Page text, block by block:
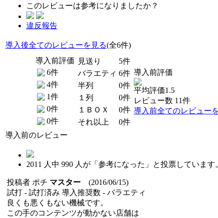
このレビューは参考になりましたか？
違反報告
導入後全てのレビューを見る(全6件)
導入前評価
6件
4件
1件
0件
0件
見送り
5件
バラエティ 6件
半列
0件
１列
0件
１ＢＯＸ
0件
それ以上
0件
導入前評価
平均評価1.5
レビュー数 11件
導入前全てのレビュー
導入前のレビュー
2011 人中 990 人が「参考になった」と投票しています
投稿者 ポチ マスター (2016/06/15)
試打 - 試打済み 導入推奨数 - バラエティ
良くも悪くもない機械です。
この手のコンテンツが動かない店舗は